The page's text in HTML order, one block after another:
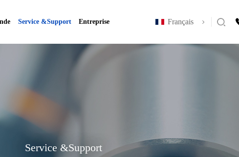
Service &Support Entreprise Français
Service &Support